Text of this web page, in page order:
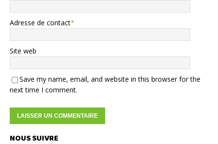
Adresse de contact*
Site web
Save my name, email, and website in this browser for the
next time I comment.
NOUS SUIVRE